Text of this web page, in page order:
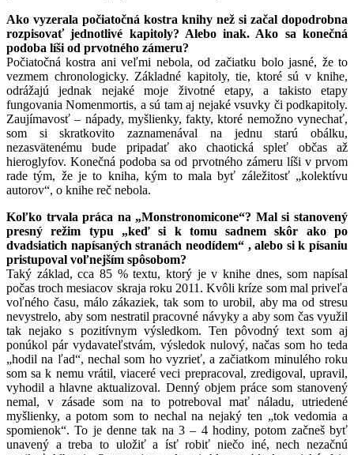
Ako vyzerala počiatočná kostra knihy než si začal dopodrobna
rozpisovať jednotlivé kapitoly? Alebo inak. Ako sa konečná
podoba líši od prvotného zámeru?
Počiatočná kostra ani veľmi nebola, od začiatku bolo jasné, že to
vezmem chronologicky. Základné kapitoly, tie, ktoré sú v knihe,
odrážajú jednak nejaké moje životné etapy, a takisto etapy
fungovania Nomenmortis, a sú tam aj nejaké vsuvky či podkapitoly.
Zaujímavosť – nápady, myšlienky, fakty, ktoré nemožno vynechať,
som si skratkovito zaznamenával na jednu starú obálku,
nezasvätenému bude pripadať ako chaotická spleť občas až
hieroglyfov. Konečná podoba sa od prvotného zámeru líši v prvom
rade tým, že je to kniha, kým to mala byť záležitosť „kolektívu
autorov“, o knihe reč nebola.
Koľko trvala práca na „Monstronomicone“? Mal si stanovený
presný režim typu „keď si k tomu sadnem skôr ako po
dvadsiatich napísaných stranách neodídem“ , alebo si k písaniu
pristupoval voľnejším spôsobom?
Taký základ, cca 85 % textu, ktorý je v knihe dnes, som napísal
počas troch mesiacov skraja roku 2011. Kvôli kríze som mal priveľa
voľného času, málo zákaziek, tak som to urobil, aby ma od stresu
nevystrelo, aby som nestratil pracovné návyky a aby som čas využil
tak nejako s pozitívnym výsledkom. Ten pôvodný text som aj
ponúkol pár vydavateľstvám, výsledok nulový, načas som ho teda
„hodil na ľad“, nechal som ho vyzrieť, a začiatkom minulého roku
som sa k nemu vrátil, viaceré veci prepracoval, zredigoval, upravil,
vyhodil a hlavne aktualizoval. Denný objem práce som stanovený
nemal, v zásade som na to potreboval mať náladu, utriedené
myšlienky, a potom som to nechal na nejaký ten „tok vedomia a
spomienok“. To je denne tak na 3 – 4 hodiny, potom začneš byť
unavený a treba to uložiť a ísť robiť niečo iné, nech nezačnú